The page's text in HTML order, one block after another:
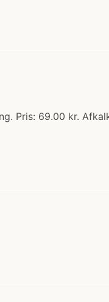
Pris: 69.00 kr.